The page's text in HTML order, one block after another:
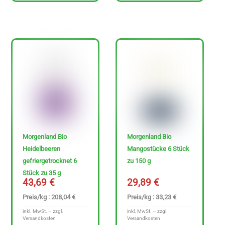
Morgenland Bio
Heidelbeeren
gefriergetrocknet 6
Stück zu 35 g
43,69€
Preis/kg : 208,04 €
inkl. MwSt. – zzgl.
Versandkosten
Morgenland Bio
Mangostücke 6 Stück
zu 150 g
29,89€
Preis/kg : 33,23 €
inkl. MwSt. – zzgl.
Versandkosten